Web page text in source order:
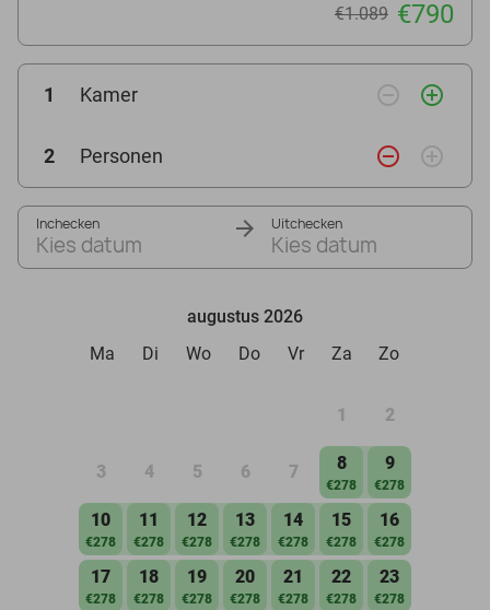
€1.089 €790
1 Kamer remove_circle_outline add_circle_outline
2 Personen remove_circle_outline add_circle_outline
Inchecken
Kies datum
Uitchecken
Kies datum
augustus 2026
Ma
Di Wo Do Vr Za Zo
1 2
3 4 5 6 7 8
€278
9
€278
10
€278
11
€278
12
€278
13
€278
14
€278
15
€278
16
€278
17
€278
18
€278
19
€278
20
€278
21
€278
22
€278
23
€278